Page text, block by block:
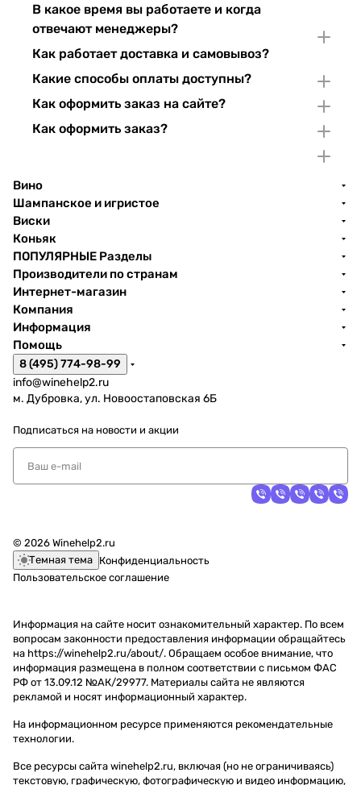
В какое время вы работаете и когда
отвечают менеджеры?
Как работает доставка и самовывоз?
Какие способы оплаты доступны?
Как оформить заказ на сайте?
Как оформить заказ?
Вино
Шампанское и игристое
Виски
Коньяк
ПОПУЛЯРНЫЕ Разделы
Производители по странам
Интернет-магазин
Компания
Информация
Помощь
8 (495) 774-98-99
info@winehelp2.ru
м. Дубровка, ул. Новоостаповская 6Б
Подписаться на новости и акции
© 2026 Winehelp2.ru
Темная тема Конфиденциальность
Пользовательское соглашение
Информация на сайте носит ознакомительный характер. По всем
вопросам законности предоставления информации обращайтесь
на https://winehelp2.ru/about/. Обращаем особое внимание, что
информация размещена в полном соответствии с письмом ФАС
РФ от 13.09.12 №АК/29977. Материалы сайта не являются
рекламой и носят информационный характер.
На информационном ресурсе применяются рекомендательные
технологии.
Все ресурсы сайта winehelp2.ru, включая (но не ограничиваясь)
текстовую, графическую, фотографическую и видео информацию,